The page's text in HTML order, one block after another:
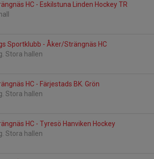
HC - Eskilstuna Linden Hockey TR
Sportklubb - Åker/Strängnäs HC
Stora hallen
HC - Färjestads BK. Grön
Stora hallen
HC - Tyresö Hanviken Hockey
Stora hallen